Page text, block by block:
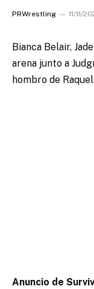
PRWrestling 11/11/
Bianca Belair,
arena junto a
hombro de
Anuncio de